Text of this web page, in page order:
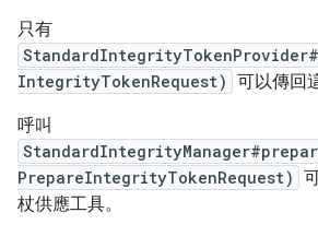
只有
IntegrityTokenRequest) 可以傳回
呼叫
PrepareIntegrityTokenRequest)
杖供應工具。